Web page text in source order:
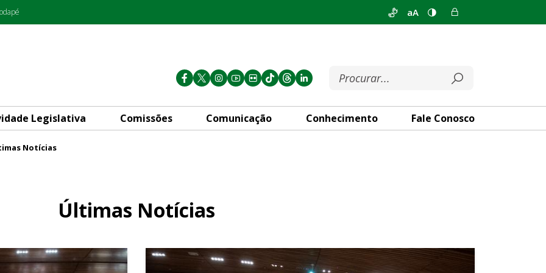
aA
Legislativa Comissões Comunicação Conhecimento Fale Conosco
Notícias
Últimas Notícias